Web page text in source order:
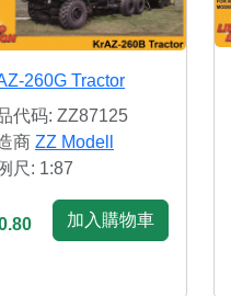
260G Tractor
代码: ZZ87125
商 ZZ Modell
尺: 1:87
加入購物車